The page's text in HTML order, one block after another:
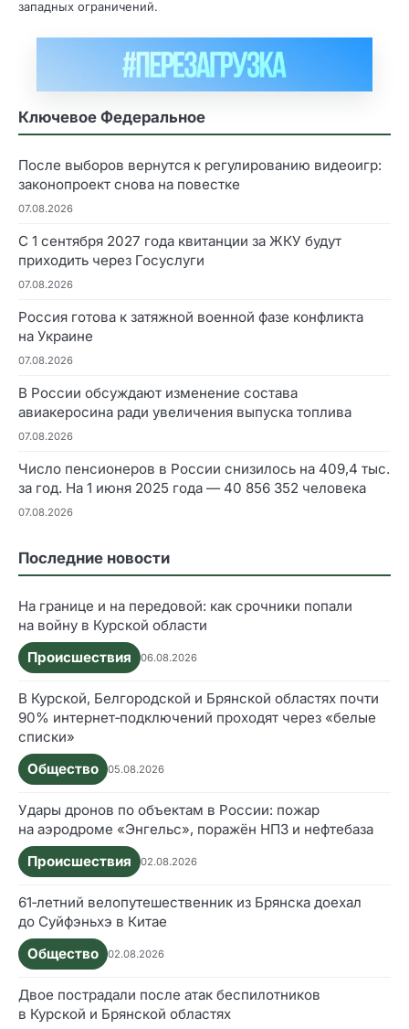
западных ограничений.
Ключевое Федеральное
После выборов вернутся к регулированию видеоигр:
законопроект снова на повестке
07.08.2026
С 1 сентября 2027 года квитанции за ЖКУ будут
приходить через Госуслуги
07.08.2026
Россия готова к затяжной военной фазе конфликта
на Украине
07.08.2026
В России обсуждают изменение состава
авиакеросина ради увеличения выпуска топлива
07.08.2026
Число пенсионеров в России снизилось на 409,4 тыс.
за год. На 1 июня 2025 года — 40 856 352 человека
07.08.2026
Последние новости
На границе и на передовой: как срочники попали
на войну в Курской области
Происшествия
06.08.2026
В Курской, Белгородской и Брянской областях почти
90% интернет‑подключений проходят через «белые
списки»
Общество
05.08.2026
Удары дронов по объектам в России: пожар
на аэродроме «Энгельс», поражён НПЗ и нефтебаза
Происшествия
02.08.2026
61‑летний велопутешественник из Брянска доехал
до Суйфэньхэ в Китае
Общество
02.08.2026
Двое пострадали после атак беспилотников
в Курской и Брянской областях